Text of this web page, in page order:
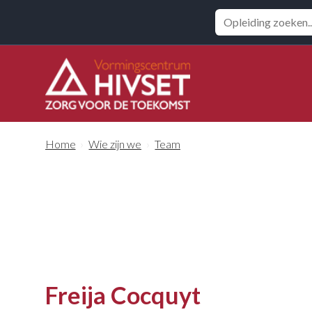
Zoeken
Home Wie zijn we Team
Freija Cocquyt